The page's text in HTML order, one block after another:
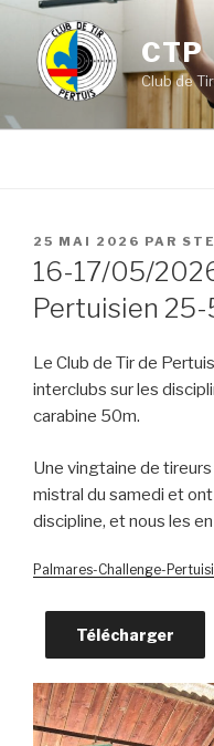
contenu
principal
CTP
Club de
PUBLIÉ
LE
25 MAI 2026 PAR
16-17/05/
Pertuisien
Le Club de Tir de
interclubs sur les
carabine 50m.
Une vingtaine de
mistral du samedi et
discipline, et nous les
Palmares-Challenge-
Télécharger